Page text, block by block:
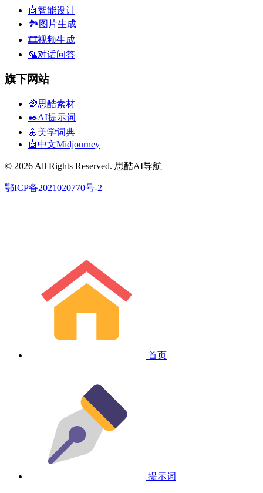
🤖智能设计
🏞️图片生成
🎞️视频生成
🦜对话问答
旗下网站
🌈思酷素材
✒️AI提示词
🌼美学词典
🤖中文Midjourney
© 2026 All Rights Reserved. 思酷AI导航
鄂ICP备2021020770号-2
首页
提示词